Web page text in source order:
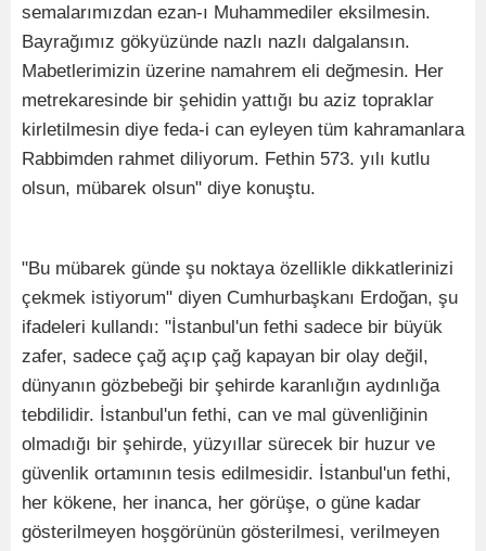
semalarımızdan ezan-ı Muhammediler eksilmesin.
Bayrağımız gökyüzünde nazlı nazlı dalgalansın.
Mabetlerimizin üzerine namahrem eli değmesin. Her
metrekaresinde bir şehidin yattığı bu aziz topraklar
kirletilmesin diye feda-i can eyleyen tüm kahramanlara
Rabbimden rahmet diliyorum. Fethin 573. yılı kutlu
olsun, mübarek olsun" diye konuştu.
"Bu mübarek günde şu noktaya özellikle dikkatlerinizi
çekmek istiyorum" diyen Cumhurbaşkanı Erdoğan, şu
ifadeleri kullandı: "İstanbul'un fethi sadece bir büyük
zafer, sadece çağ açıp çağ kapayan bir olay değil,
dünyanın gözbebeği bir şehirde karanlığın aydınlığa
tebdilidir. İstanbul'un fethi, can ve mal güvenliğinin
olmadığı bir şehirde, yüzyıllar sürecek bir huzur ve
güvenlik ortamının tesis edilmesidir. İstanbul'un fethi,
her kökene, her inanca, her görüşe, o güne kadar
gösterilmeyen hoşgörünün gösterilmesi, verilmeyen